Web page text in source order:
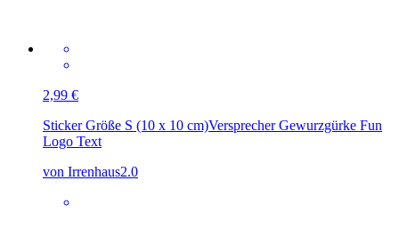
2,99 €
Sticker Größe S (10 x 10 cm)Versprecher Gewurzgürke Fun
Logo Text
von Irrenhaus2.0